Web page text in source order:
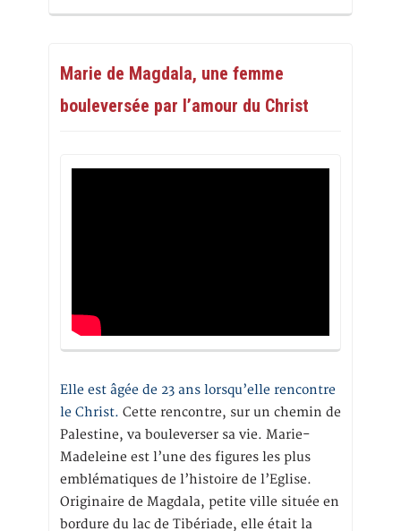
Marie de Magdala, une femme
bouleversée par l’amour du Christ
Elle est âgée de 23 ans lorsqu’elle rencontre
le Christ. Cette rencontre, sur un chemin de
Palestine, va bouleverser sa vie. Marie-
Madeleine est l’une des figures les plus
emblématiques de l’histoire de l’Eglise.
Originaire de Magdala, petite ville située en
bordure du lac de Tibériade, elle était la